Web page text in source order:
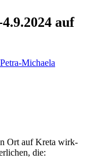
auf
Michaela
Ort auf Kreta wirk-
die: